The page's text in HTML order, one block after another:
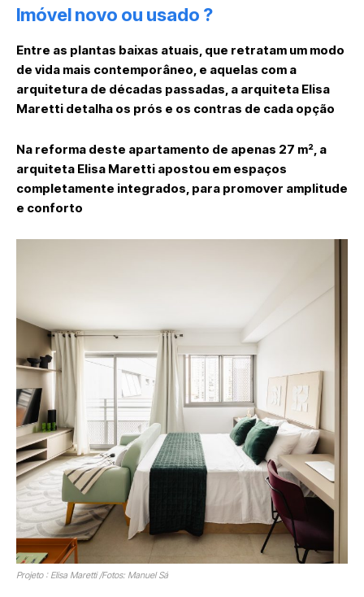
Imóvel novo ou usado ?
Entre as plantas baixas atuais, que retratam um modo
de vida mais contemporâneo, e aquelas com a
arquitetura de décadas passadas, a arquiteta Elisa
Maretti detalha os prós e os contras de cada opção
Na reforma deste apartamento de apenas 27 m², a
arquiteta Elisa Maretti apostou em espaços
completamente integrados, para promover amplitude
e conforto
Projeto : Elisa Maretti /Fotos: Manuel Sá